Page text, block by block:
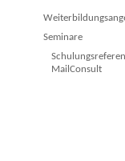
Seminare
MailConsult